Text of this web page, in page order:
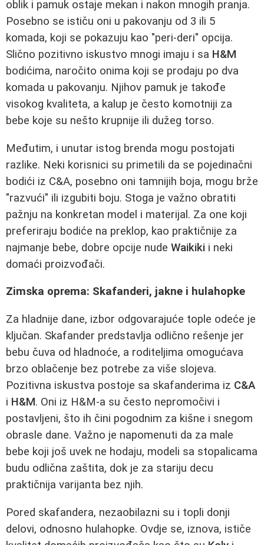
oblik i pamuk ostaje mekan i nakon mnogih pranja.
Posebno se ističu oni u pakovanju od 3 ili 5
komada, koji se pokazuju kao "peri-deri" opcija.
Slično pozitivno iskustvo mnogi imaju i sa H&M
bodićima, naročito onima koji se prodaju po dva
komada u pakovanju. Njihov pamuk je takođe
visokog kvaliteta, a kalup je često komotniji za
bebe koje su nešto krupnije ili dužeg torso.
Međutim, i unutar istog brenda mogu postojati
razlike. Neki korisnici su primetili da se pojedinačni
bodići iz C&A, posebno oni tamnijih boja, mogu brže
"razvući" ili izgubiti boju. Stoga je važno obratiti
pažnju na konkretan model i materijal. Za one koji
preferiraju bodiće na preklop, kao praktičnije za
najmanje bebe, dobre opcije nude Waikiki i neki
domaći proizvođači.
Zimska oprema: Skafanderi, jakne i hulahopke
Za hladnije dane, izbor odgovarajuće tople odeće je
ključan. Skafander predstavlja odlično rešenje jer
bebu čuva od hladnoće, a roditeljima omogućava
brzo oblačenje bez potrebe za više slojeva.
Pozitivna iskustva postoje sa skafanderima iz C&A
i H&M. Oni iz H&M-a su često nepromočivi i
postavljeni, što ih čini pogodnim za kišne i snegom
obrasle dane. Važno je napomenuti da za male
bebe koji još uvek ne hodaju, modeli sa stopalicama
budu odlična zaštita, dok je za stariju decu
praktičnija varijanta bez njih.
Pored skafandera, nezaobilazni su i topli donji
delovi, odnosno hulahopke. Ovdje se, iznova, ističe